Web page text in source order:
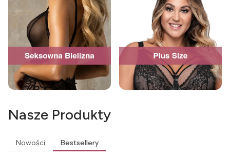
Nasze Produkty
Nowości Bestsellery